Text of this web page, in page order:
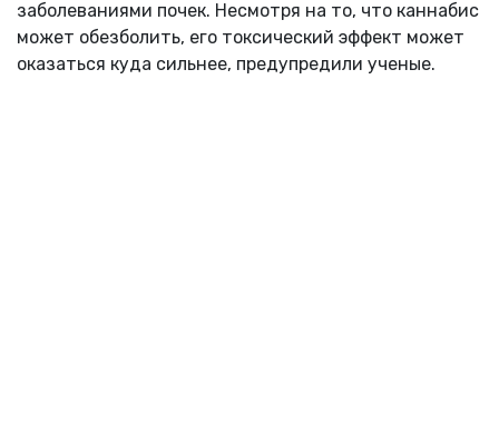
заболеваниями почек. Несмотря на то, что каннабис
может обезболить, его токсический эффект может
оказаться куда сильнее, предупредили ученые.